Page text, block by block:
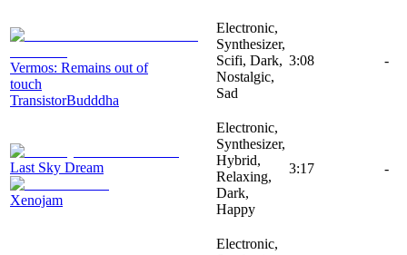
Vermos: Remains out of
touch
TransistorBudddha
Electronic,
Synthesizer,
Scifi, Dark,
Nostalgic,
Sad
3:08 -
Last Sky Dream
Xenojam
Electronic,
Synthesizer,
Hybrid,
Relaxing,
Dark,
Happy
3:17 -
Electronic,